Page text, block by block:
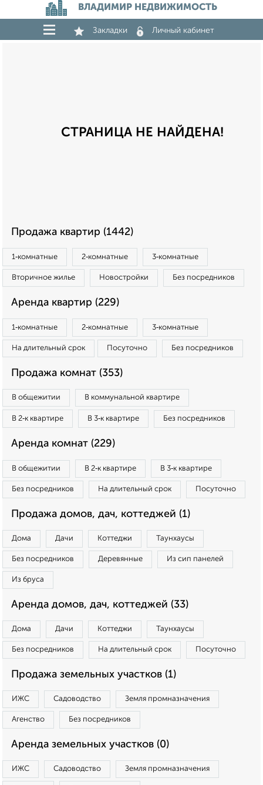
ВЛАДИМИР НЕДВИЖИМОСТЬ
Закладки Личный кабинет
СТРАНИЦА НЕ НАЙДЕНА!
Продажа квартир (1442)
1‑комнатные 2‑комнатные 3‑комнатные
Вторичное жилье Новостройки Без посредников
Аренда квартир (229)
1‑комнатные 2‑комнатные 3‑комнатные
На длительный срок Посуточно Без посредников
Продажа комнат (353)
В общежитии В коммунальной квартире
В 2‑к квартире В 3‑к квартире Без посредников
Аренда комнат (229)
В общежитии В 2‑к квартире В 3‑к квартире
Без посредников На длительный срок Посуточно
Продажа домов, дач, коттеджей (1)
Дома Дачи Коттеджи Таунхаусы
Без посредников Деревянные Из сип панелей
Из бруса
Аренда домов, дач, коттеджей (33)
Дома Дачи Коттеджи Таунхаусы
Без посредников На длительный срок Посуточно
Продажа земельных участков (1)
ИЖС Садоводство Земля промназначения
Агенство Без посредников
Аренда земельных участков (0)
ИЖС Садоводство Земля промназначения